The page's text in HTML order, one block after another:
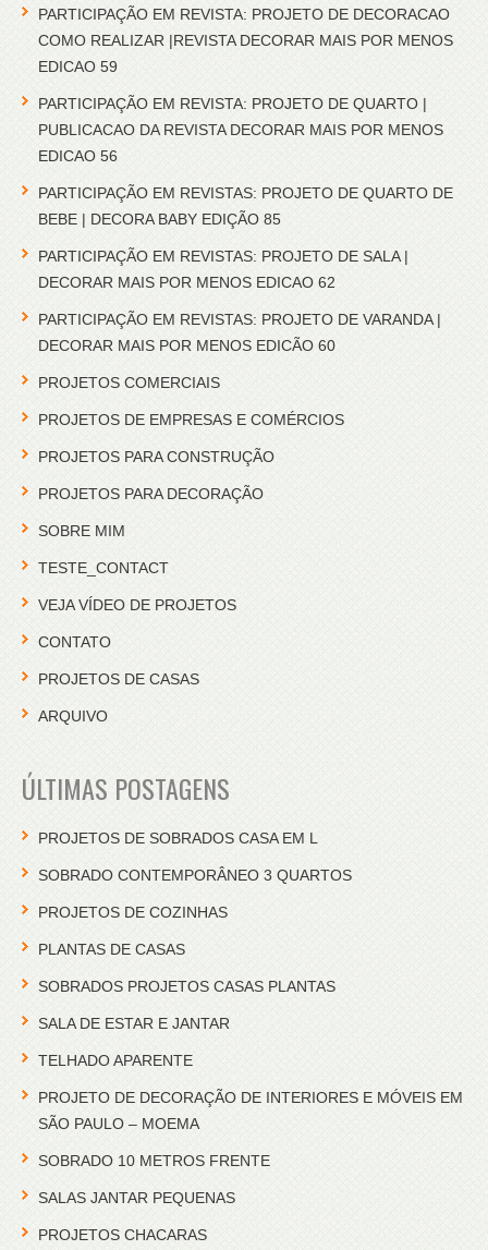
PARTICIPAÇÃO EM REVISTA: PROJETO DE DECORACAO
COMO REALIZAR |REVISTA DECORAR MAIS POR MENOS
EDICAO 59
PARTICIPAÇÃO EM REVISTA: PROJETO DE QUARTO |
PUBLICACAO DA REVISTA DECORAR MAIS POR MENOS
EDICAO 56
PARTICIPAÇÃO EM REVISTAS: PROJETO DE QUARTO DE
BEBE | DECORA BABY EDIÇÃO 85
PARTICIPAÇÃO EM REVISTAS: PROJETO DE SALA |
DECORAR MAIS POR MENOS EDICAO 62
PARTICIPAÇÃO EM REVISTAS: PROJETO DE VARANDA |
DECORAR MAIS POR MENOS EDICÃO 60
PROJETOS COMERCIAIS
PROJETOS DE EMPRESAS E COMÉRCIOS
PROJETOS PARA CONSTRUÇÃO
PROJETOS PARA DECORAÇÃO
SOBRE MIM
TESTE_CONTACT
VEJA VÍDEO DE PROJETOS
CONTATO
PROJETOS DE CASAS
ARQUIVO
ÚLTIMAS POSTAGENS
PROJETOS DE SOBRADOS CASA EM L
SOBRADO CONTEMPORÂNEO 3 QUARTOS
PROJETOS DE COZINHAS
PLANTAS DE CASAS
SOBRADOS PROJETOS CASAS PLANTAS
SALA DE ESTAR E JANTAR
TELHADO APARENTE
PROJETO DE DECORAÇÃO DE INTERIORES E MÓVEIS EM
SÃO PAULO – MOEMA
SOBRADO 10 METROS FRENTE
SALAS JANTAR PEQUENAS
PROJETOS CHACARAS